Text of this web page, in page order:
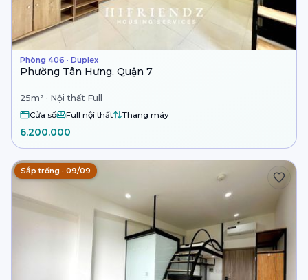
Phòng 406 · Duplex
Phường Tân Hưng, Quận 7
25m² · Nội thất Full
Cửa sổ Full nội thất Thang máy
6.200.000
Sắp trống · 09/09